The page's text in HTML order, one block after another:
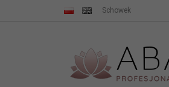
Schowek